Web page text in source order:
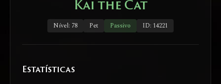
Kai the Cat
Nível: 78 Pet Passivo ID: 14221
Estatísticas